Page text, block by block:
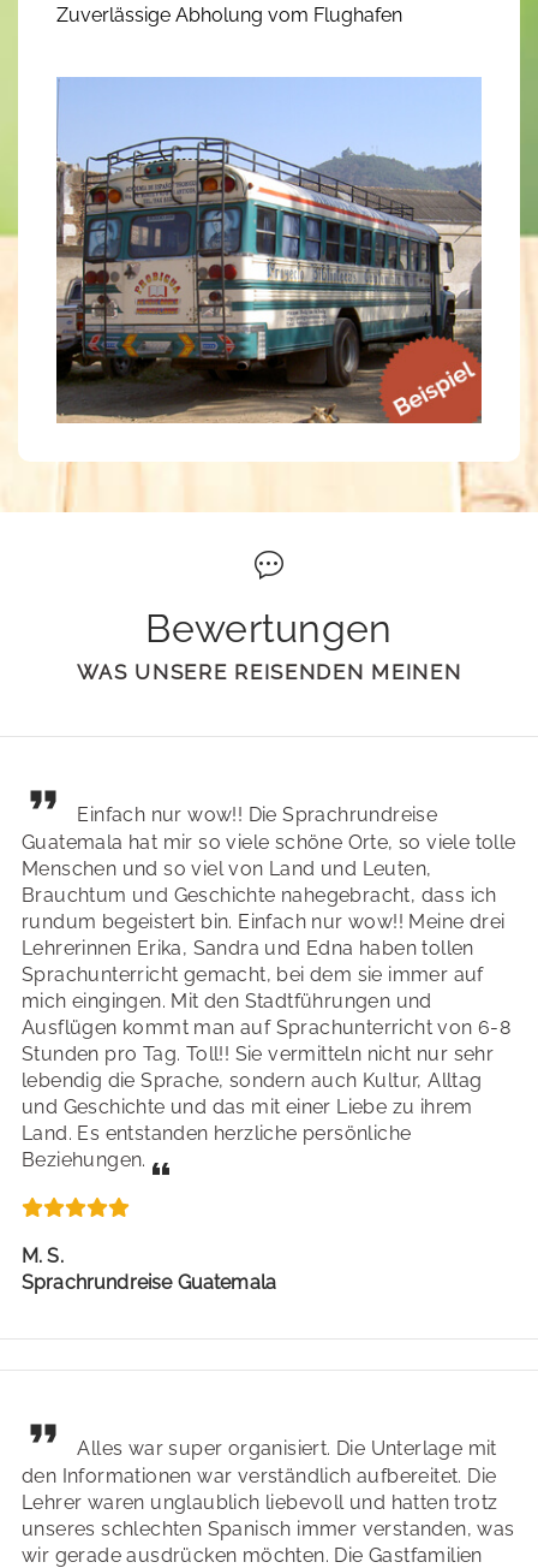
Zuverlässige Abholung vom Flughafen
Bewertungen
WAS UNSERE REISENDEN MEINEN
Einfach nur wow!! Die Sprachrundreise
Guatemala hat mir so viele schöne Orte, so viele tolle
Menschen und so viel von Land und Leuten,
Brauchtum und Geschichte nahegebracht, dass ich
rundum begeistert bin. Einfach nur wow!! Meine drei
Lehrerinnen Erika, Sandra und Edna haben tollen
Sprachunterricht gemacht, bei dem sie immer auf
mich eingingen. Mit den Stadtführungen und
Ausflügen kommt man auf Sprachunterricht von 6-8
Stunden pro Tag. Toll!! Sie vermitteln nicht nur sehr
lebendig die Sprache, sondern auch Kultur, Alltag
und Geschichte und das mit einer Liebe zu ihrem
Land. Es entstanden herzliche persönliche
Beziehungen.
M. S.
Sprachrundreise Guatemala
Alles war super organisiert. Die Unterlage mit
den Informationen war verständlich aufbereitet. Die
Lehrer waren unglaublich liebevoll und hatten trotz
unseres schlechten Spanisch immer verstanden, was
wir gerade ausdrücken möchten. Die Gastfamilien